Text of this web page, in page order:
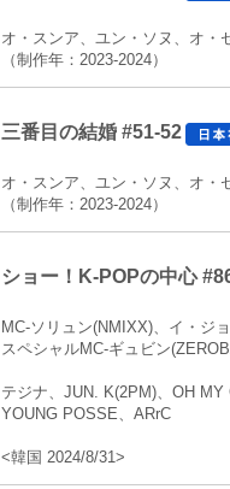
オ・スンア、ユン・ソヌ、オ・
（制作年：2023-2024）
三番目の結婚 #51-52
オ・スンア、ユン・ソヌ、オ・
（制作年：2023-2024）
ショー！K-POPの中心
MC-ソリュン(NMIXX)、イ・ジ
スペシャルMC-ギュビン
テジナ、JUN. K(2PM)、OH
YOUNG POSSE、ARrC
<韓国 2024/8/31>